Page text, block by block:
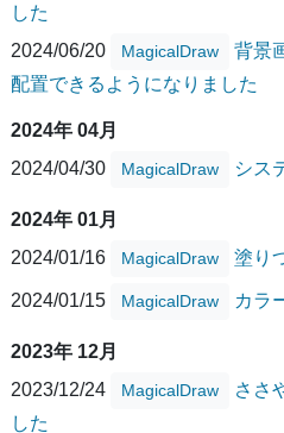
した
2024/06/20
MagicalDraw
背景
配置できるようになりました
2024年 04月
2024/04/30
MagicalDraw シス
2024年 01月
2024/01/16
MagicalDraw 塗り
2024/01/15 MagicalDraw カラ
2023年 12月
2023/12/24
MagicalDraw
ささ
した